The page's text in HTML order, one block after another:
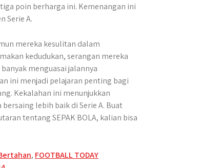
poin berharga ini. Kemenangan ini
Serie A.
mereka kesulitan dalam
kedudukan, serangan mereka
menguasai jalannya
ini menjadi pelajaran penting bagi
Kekalahan ini menunjukkan
lebih baik di Serie A. Buat
tentang SEPAK BOLA, kalian bisa
, FOOTBALL TODAY